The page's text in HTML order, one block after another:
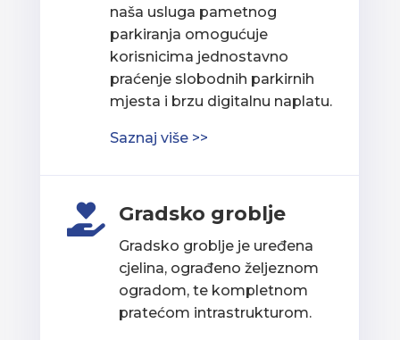
naša usluga pametnog
parkiranja omogućuje
korisnicima jednostavno
praćenje slobodnih parkirnih
mjesta i brzu digitalnu naplatu.
Saznaj više >>
 Gradsko groblje
Gradsko groblje je uređena
cjelina, ograđeno željeznom
ogradom, te kompletnom
pratećom intrastrukturom.